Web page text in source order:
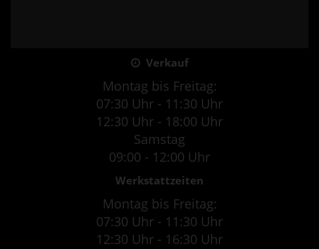
Verkauf
Montag bis Freitag:
07:30 Uhr - 11:30 Uhr
12:30 Uhr - 18:00 Uhr
Samstag
09:00 - 12:00 Uhr
Werkstattzeiten
Montag bis Freitag:
07:30 Uhr - 11:30 Uhr
12:30 Uhr - 16:30 Uhr